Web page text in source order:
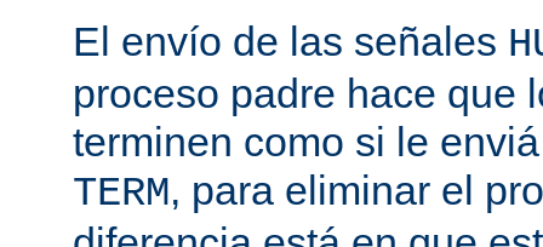
El envío de las señales
proceso padre hace que
terminen como si le
TERM, para eliminar el